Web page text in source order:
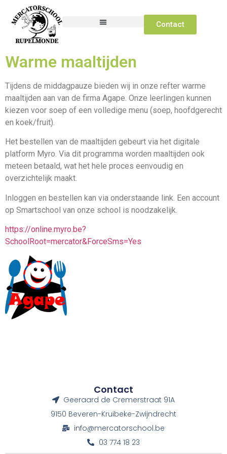
Contact
Warme maaltijden
Tijdens de middagpauze bieden wij in onze refter warme
maaltijden aan van de firma Agape. Onze leerlingen kunnen
kiezen voor soep of een volledige menu (soep, hoofdgerecht
en koek/fruit).
Het bestellen van de maaltijden gebeurt via het digitale
platform Myro. Via dit programma worden maaltijden ook
meteen betaald, wat het hele proces eenvoudig en
overzichtelijk maakt.
Inloggen en bestellen kan via onderstaande link. Een account
op Smartschool van onze school is noodzakelijk.
https://online.myro.be?
SchoolRoot=mercator&ForceSms=Yes
Contact
Geeraard de Cremerstraat 91A
9150 Beveren-Kruibeke-Zwijndrecht
info@mercatorschool.be
03 774 18 23